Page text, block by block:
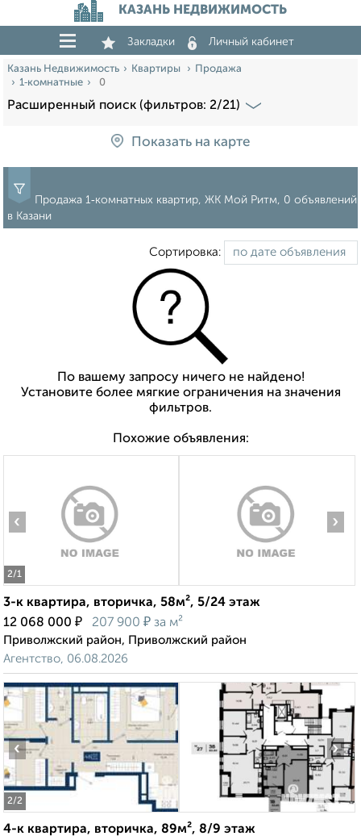
КАЗАНЬ НЕДВИЖИМОСТЬ
Закладки Личный кабинет
Казань Недвижимость Квартиры
Продажа
1‑комнатные
0
Расширенный поиск (фильтров: 2/21)
Показать на карте
Продажа 1‑комнатных квартир, ЖК Мой Ритм, 0 объявлений
в Казани
Сортировка:
По вашему запросу ничего не найдено!
Установите более мягкие ограничения на значения
фильтров.
Похожие объявления:
2/1
‹ ›
3-к квартира, вторичка, 58м², 5/24 этаж
12 068 000 ₽ 207 900 ₽ за м²
Приволжский район, Приволжский район
Агентство, 06.08.2026
2/2
‹ ›
4-к квартира, вторичка, 89м², 8/9 этаж